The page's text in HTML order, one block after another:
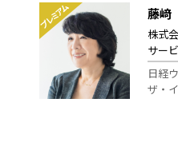
プレミアム 藤
株式
サー
日経
ザ・